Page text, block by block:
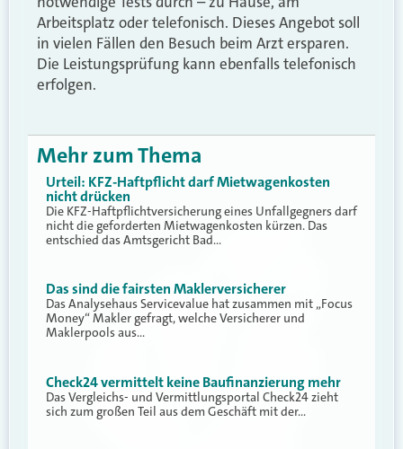
Arbeitsplatz oder telefonisch. Dieses Angebot soll
in vielen Fällen den Besuch beim Arzt ersparen.
Die Leistungsprüfung kann ebenfalls telefonisch
erfolgen.
Mehr zum Thema
Urteil: KFZ-Haftpflicht darf Mietwagenkosten
nicht drücken
Die KFZ-Haftpflichtversicherung eines Unfallgegners darf
nicht die geforderten Mietwagenkosten kürzen. Das
entschied das Amtsgericht Bad…
Das sind die fairsten Maklerversicherer
Das Analysehaus Servicevalue hat zusammen mit „Focus
Money“ Makler gefragt, welche Versicherer und
Maklerpools aus…
Check24 vermittelt keine Baufinanzierung mehr
Das Vergleichs- und Vermittlungsportal Check24 zieht
sich zum großen Teil aus dem Geschäft mit der…